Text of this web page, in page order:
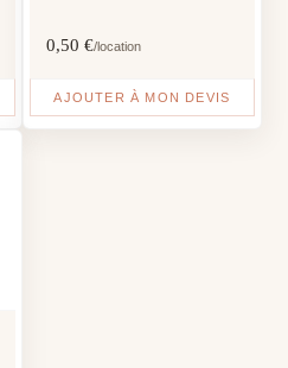
0,50 €/location
AJOUTER À MON DEVIS